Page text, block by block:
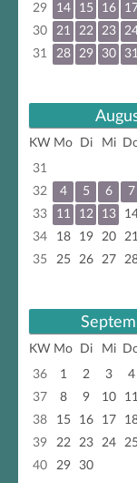
29
14 15 16
30
21 22 23
31
28 29 30 31
KW Mo Di Mi
31
32
4 5 6 7
33
11 12 13
34
18 19 20 21
35
25 26 27
KW Mo Di Mi
36
1 2 3 4
37
8 9 10 11
38
15 16 17
39
22 23 24
40
29 30